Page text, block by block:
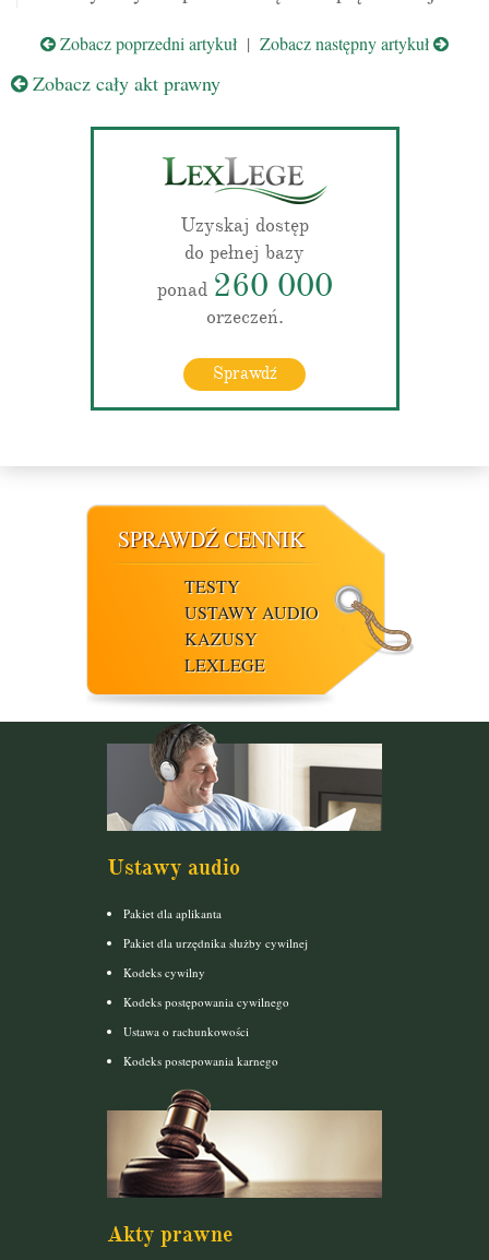
Zobacz poprzedni artykuł | Zobacz następny artykuł
Zobacz cały akt prawny
Uzyskaj dostęp
do pełnej bazy
ponad 260 000
orzeczeń.
Sprawdź
SPRAWDŹ CENNIK
TESTY
USTAWY AUDIO
KAZUSY
LEXLEGE
Ustawy audio
Pakiet dla aplikanta
Pakiet dla urzędnika służby cywilnej
Kodeks cywilny
Kodeks postępowania cywilnego
Ustawa o rachunkowości
Kodeks postepowania karnego
Akty prawne